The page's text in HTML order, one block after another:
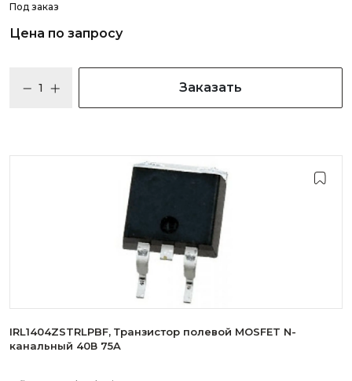
Под заказ
Цена по запросу
Заказать
IRL1404ZSTRLPBF, Транзистор полевой MOSFET N-
канальный 40В 75A